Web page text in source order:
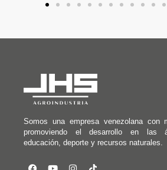
Somos una empresa venezolana con
promoviendo el desarrollo en las
educación, deporte y recursos naturales.